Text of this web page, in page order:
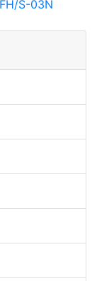
S-03N